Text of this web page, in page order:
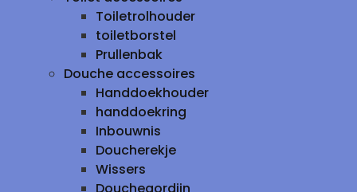
Toiletrolhouder
toiletborstel
Prullenbak
Douche accessoires
Handdoekhouder
handdoekring
Inbouwnis
Doucherekje
Wissers
Douchegordijn